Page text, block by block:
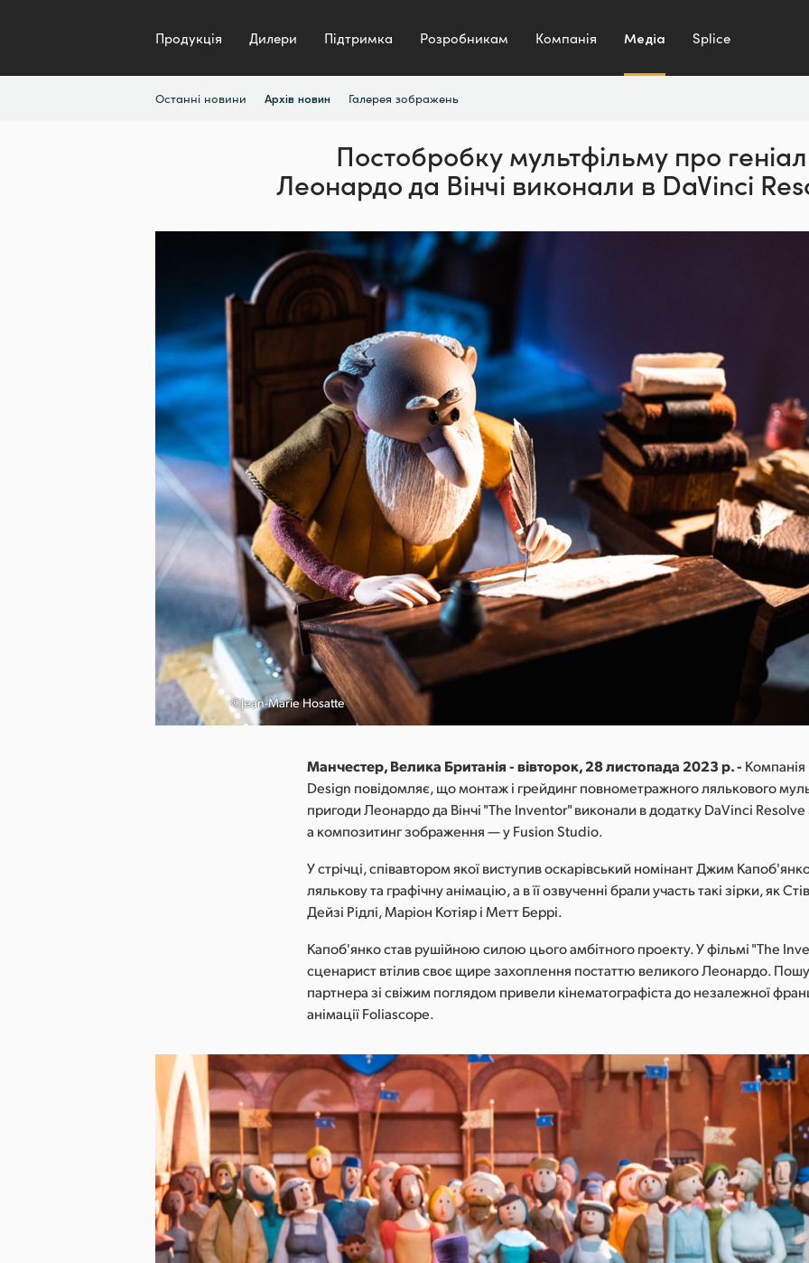
Продукція Дилери Підтримка Розробникам Компанія Медіа Splice
Останні новини Архів новин Галерея зображень
Постобробку мультфільму про
Леонардо да Вінчі виконали в DaVinci
©Jean-Marie Hosatte
Манчестер, Велика Британія - вівторок, 28 листопада 2023 р. -
Design повідомляє, що монтаж і грейдинг повнометражного лялькового
пригоди Леонардо да Вінчі "The Inventor" виконали в додатку DaVinci
а композитинг зображення — у Fusion Studio.
У стрічці, співавтором якої виступив оскарівський номінант Джим
лялькову та графічну анімацію, а в її озвученні брали участь такі зірки, як
Дейзі Рідлі, Маріон Котіяр і Метт Беррі.
Капоб'янко став рушійною силою цього амбітного проекту. У фільмі "The
сценарист втілив своє щире захоплення постаттю великого Леонардо.
партнера зі свіжим поглядом привели кінематографіста до незалежної
анімації Foliascope.